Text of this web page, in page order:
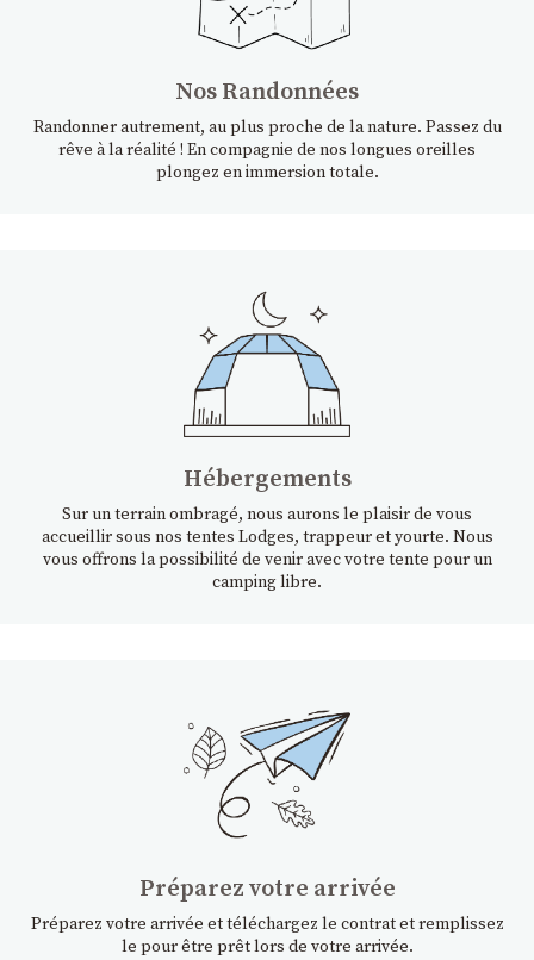
Nos Randonnées
Randonner autrement, au plus proche de la nature. Passez du
rêve à la réalité ! En compagnie de nos longues oreilles
plongez en immersion totale.
Hébergements
Sur un terrain ombragé, nous aurons le plaisir de vous
accueillir sous nos tentes Lodges, trappeur et yourte. Nous
vous offrons la possibilité de venir avec votre tente pour un
camping libre.
Préparez votre arrivée
Préparez votre arrivée et téléchargez le contrat et remplissez
le pour être prêt lors de votre arrivée.